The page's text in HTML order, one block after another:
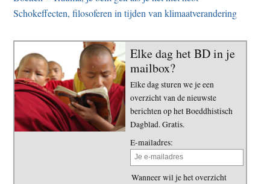
Schokeffecten, filosoferen in tijden van klimaatverandering
Elke dag het BD in je
mailbox?
Elke dag sturen we je een
overzicht van de nieuwste
berichten op het Boeddhistisch
Dagblad. Gratis.
E-mailadres:
Wanneer wil je het overzicht